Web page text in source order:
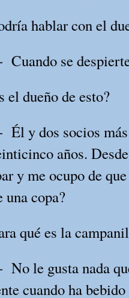
hablar con el
Cuando se
el dueño de esto?
Él y dos socios
años.
y me ocupo de
una copa?
qué es la
No le gusta nada
cuando ha